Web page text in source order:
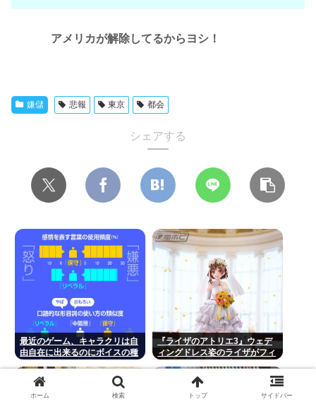
アメリカが解除してるからヨシ！
嫌儲 悲報 東京 都会
シェアする
最近のゲーム、キャラクリは自
由自在に出来るのにボイスの種
『ライザのアトリエ3』ウェデ
ィングドレス姿のライザがフィ
∀ﾟ)───!!!!!
ホーム 検索 トップ サイドバー